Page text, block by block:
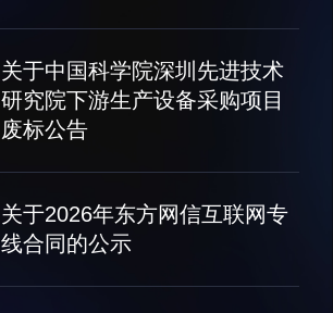
产业发展中心
员会
要闻播报
科研进展
关于中国科学院深圳先进技术
研究院下游生产设备采购项目
废标公告
关于2026年东方网信互联网专
线合同的公示